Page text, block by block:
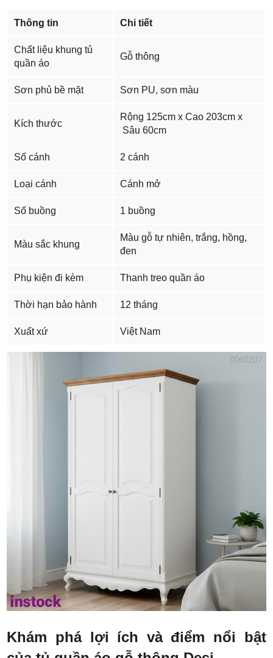
Thông tin Chi tiết
Chất liệu khung tủ
quần áo
Gỗ thông
Sơn phủ bề mặt Sơn PU, sơn màu
Kích thước
Rộng 125cm x Cao 203cm x
Sâu 60cm
Số cánh 2 cánh
Loại cánh Cánh mở
Số buồng 1 buồng
Màu sắc khung
Màu gỗ tự nhiên, trắng, hồng,
đen
Phụ kiện đi kèm Thanh treo quần áo
Thời hạn bảo hành 12 tháng
Xuất xứ Việt Nam
Khám phá lợi ích và điểm nổi bật